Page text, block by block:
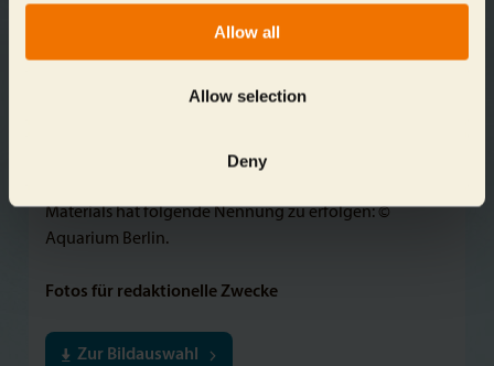
Allow all
Allow selection
Deny
Diesbezügliche Anfragen sind schriftlich an den
Materials hat folgende Nennung zu erfolgen: ©
Aquarium Berlin.
Fotos für redaktionelle Zwecke
Zur Bildauswahl